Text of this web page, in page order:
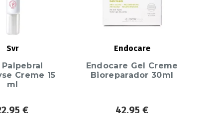
Svr
Palpebral
Creme 15
ml
€
Endocare
Endocare Gel Creme
Bioreparador 30ml
42,95€